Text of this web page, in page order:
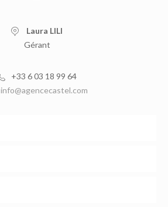
Laura LILI
Gérant
+33 6 03 18 99 64
info@agencecastel.com